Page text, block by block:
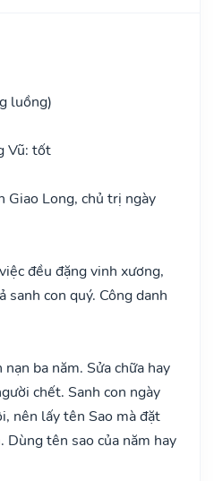
luồng)
Vũ: tốt
Giao Long, chủ trị ngày
đều đặng vinh xương,
sanh con quý. Công danh
nạn ba năm. Sửa chữa hay
chết. Sanh con ngày
nên lấy tên Sao mà đặt
Dùng tên sao của năm hay